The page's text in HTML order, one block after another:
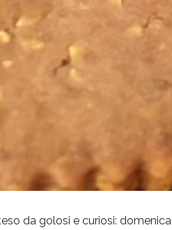
da golosi e curiosi: